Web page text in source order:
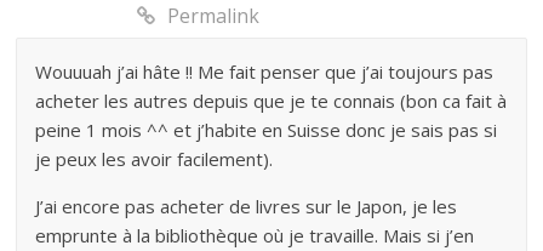
Permalink
Wouuuah j’ai hâte !! Me fait penser que j’ai toujours pas
acheter les autres depuis que je te connais (bon ca fait à
peine 1 mois ^^ et j’habite en Suisse donc je sais pas si
je peux les avoir facilement).
J’ai encore pas acheter de livres sur le Japon, je les
emprunte à la bibliothèque où je travaille. Mais si j’en